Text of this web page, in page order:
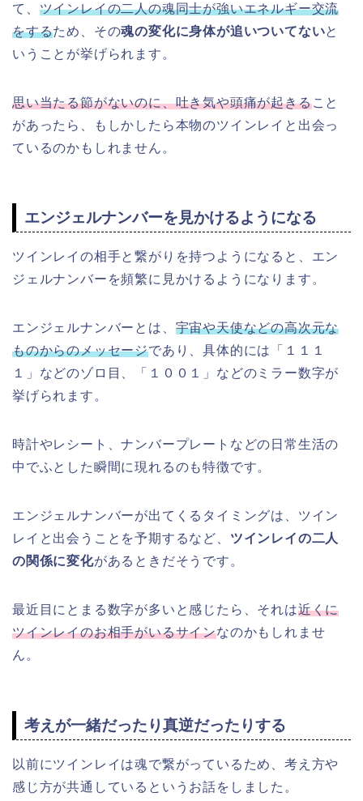
て、 ツインレイの二人の魂同士が強いエネルギー交流
をするため、その魂の変化に身体が追いついてないと
いうことが挙げられます。
思い当たる節がないのに、吐き気や頭痛が起きること
があったら、もしかしたら本物のツインレイと出会っ
ているのかもしれません。
エンジェルナンバーを見かけるようになる
ツインレイの相手と繋がりを持つようになると、エン
ジェルナンバーを頻繁に見かけるようになります。
エンジェルナンバーとは、 宇宙や天使などの高次元な
ものからのメッセージであり、具体的には「１１１
１」などのゾロ目、「１００１」などのミラー数字が
挙げられます。
時計やレシート、ナンバープレートなどの日常生活の
中でふとした瞬間に現れるのも特徴です。
エンジェルナンバーが出てくるタイミングは、ツイン
レイと出会うことを予期するなど、 ツインレイの二人
の関係に変化があるときだそうです。
最近目にとまる数字が多いと感じたら、それは近くに
ツインレイのお相手がいるサインなのかもしれませ
ん。
考えが一緒だったり真逆だったりする
以前にツインレイは魂で繋がっているため、考え方や
感じ方が共通しているというお話をしました。